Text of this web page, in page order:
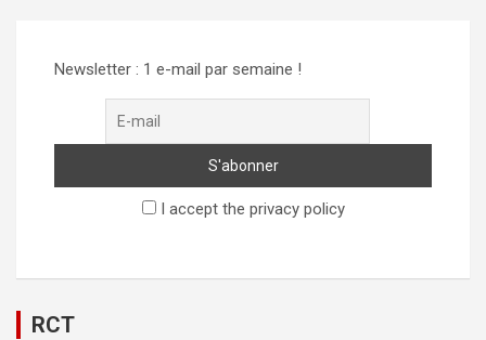
Newsletter : 1 e-mail par semaine !
I accept the privacy policy
RCT